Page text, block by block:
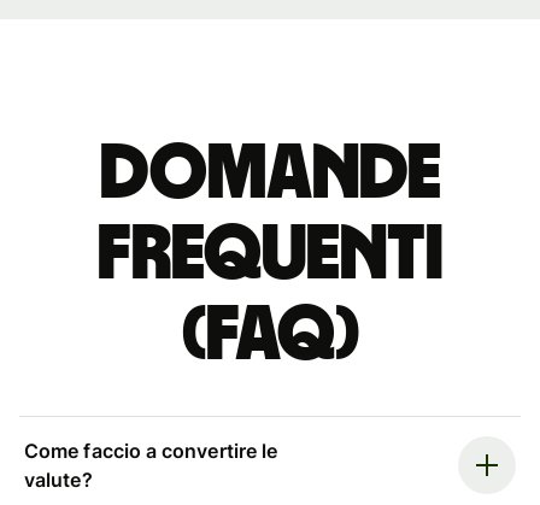
Domande
Frequenti
(FAQ)
Come faccio a convertire le
valute?